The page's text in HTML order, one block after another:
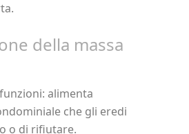
della massa
alimenta
che gli eredi
o di rifiutare.